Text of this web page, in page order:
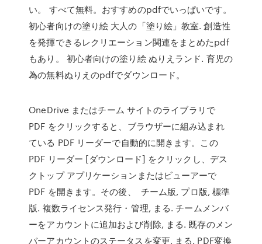
い。 すべて無料。おすすめのpdfでいっぱいです。
初心者向けの塗り絵 大人の「塗り絵」教室. 創造性
を発揮できるレクリエーション関連をまとめたpdf
もあり。 初心者向けの塗り絵 ぬりえランド. 育児の
為の無料ぬりえのpdfでダウンロード。
OneDrive またはチーム サイトのライブラリで
PDF をクリックすると、ブラウザーに組み込まれ
ている PDF リーダーで自動的に開きます。この
PDF リーダー [ダウンロード] をクリックし、デス
クトップ アプリケーションまたはビューアーで
PDF を開きます。その後、 チーム版, プロ版, 標準
版. 複数ライセンス発行・管理, まる. チームメンバ
ーをアカウントに追加および削除, まる. 既存のメン
バーアカウントのステータスを変更, まる. PDF変換